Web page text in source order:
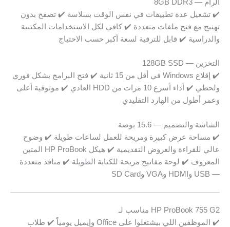
الرام — 8GB DDR3
✔️ تشغيل عدة تطبيقات في نفس الوقت بسلاسة ✔️ تصفح بدون
تهنيج مع فتح ملفات متعددة ✔️ كافي لكل الاستخدامات المكتبية
والدراسية ✔️ قابل للترقية لسعة أكبر حسب الاحتياج
التخزين — 128GB SSD
✔️ إقلاع Windows في أقل من 15 ثانية ✔️ فتح البرامج بشكل فوري
ولحظي ✔️ أداء أسرع 10 مرات من HDD العادي ✔️ موثوقية أعلى
وعمر أطول من الهارد التقليدي
الشاشة والتصميم — 15.6 بوصة
✔️ مساحة عرض كبيرة ومريحة للعمل لساعات طويلة ✔️ وضوح
عالي للقراءة والعروض التقديمية ✔️ هيكل HP ProBook المتين
المعروف ✔️ لوحة مفاتيح مريحة للكتابة الطويلة ✔️ منافذ متعددة
— USB وHDMI وVGA وSD Card
HP ProBook 755 G2 مناسب لـ
✔️ الموظفين اللي بيشتغلوا على Office وإيميل يومياً ✔️ طلاب